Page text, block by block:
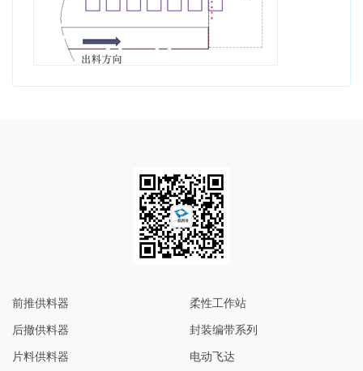
前推供料器
后撤供料器
片料供料器
柔性工作站
封装编带系列
电动飞达